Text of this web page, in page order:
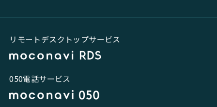
リモートデスクトップサービス
050電話サービス